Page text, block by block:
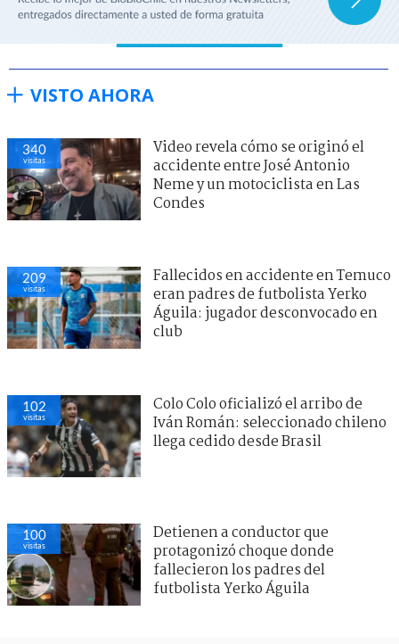
VISTO AHORA
340
visitas
Video revela cómo se originó el
accidente entre José Antonio
Neme y un motociclista en Las
Condes
209
visitas
Fallecidos en accidente en Temuco
eran padres de futbolista Yerko
Águila: jugador desconvocado en
club
102
visitas
Colo Colo oficializó el arribo de
Iván Román: seleccionado chileno
llega cedido desde Brasil
100
visitas
Detienen a conductor que
protagonizó choque donde
fallecieron los padres del
futbolista Yerko Águila